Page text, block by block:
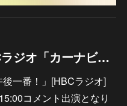
7/13【ラジオ出演】HBCラジオ「カーナビラジオ午後一番！」
後一番！」[HBCラジオ]
コメント出演となり